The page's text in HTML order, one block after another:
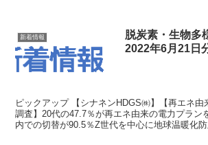
新着情報
脱炭素・生物多
2022年6月21日
ピックアップ 【シナネンHDGS㈱】【再エネ由来の電力利用・実態
調査】20代の47.7％が再エネ由来の電力プラン
内での切替が90.5％Z世代を中心に地球温暖化防